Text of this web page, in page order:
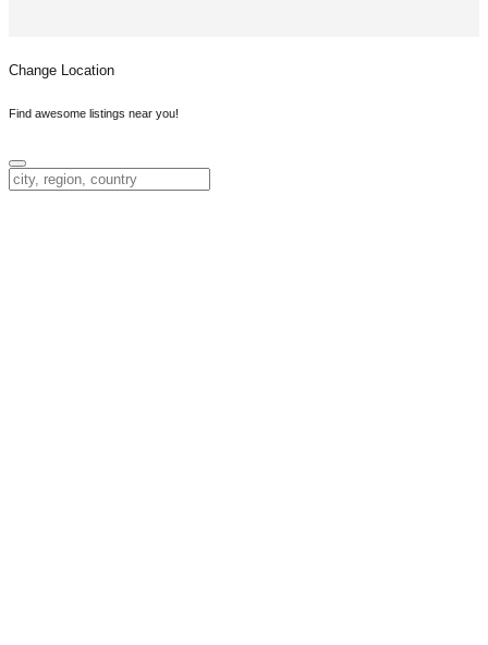
Change Location
Find awesome listings near you!
Change Location